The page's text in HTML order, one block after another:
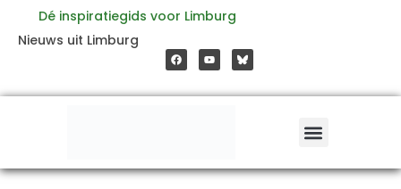
inhoud
Dé inspiratiegids voor Limburg
Nieuws uit Limburg
a
c
e
o
o
o
u
t
b
e